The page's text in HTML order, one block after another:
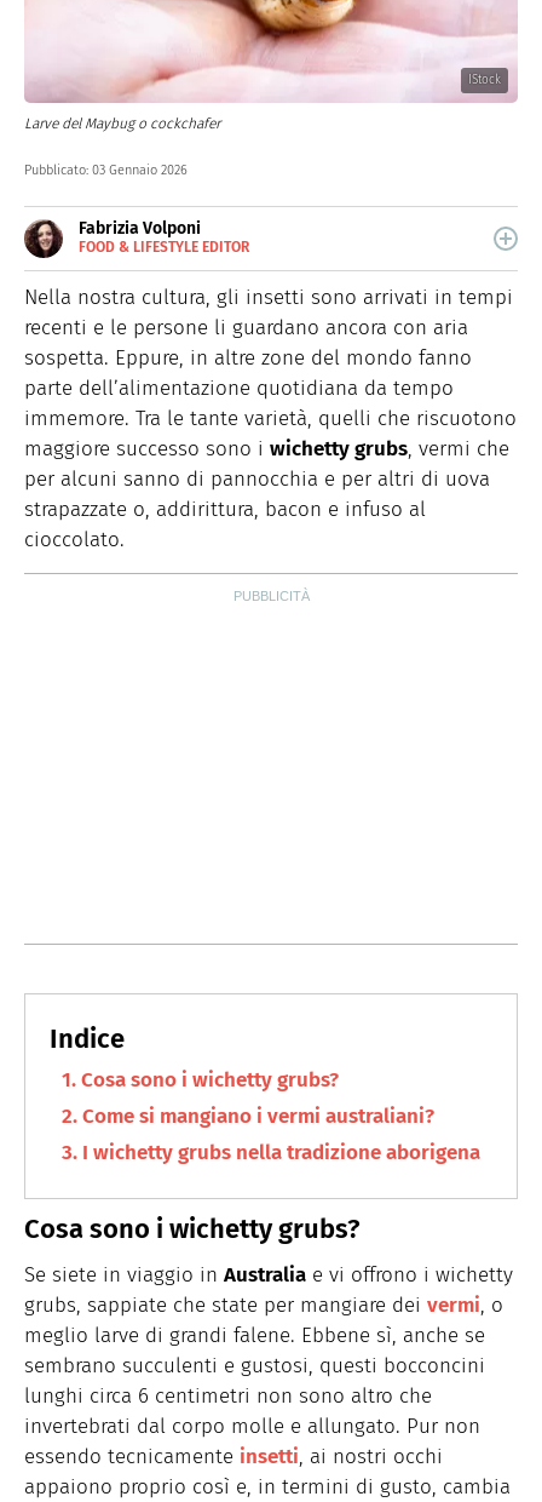
IStock
Larve del Maybug o cockchafer
Pubblicato: 03 Gennaio 2026
Fabrizia Volponi
FOOD & LIFESTYLE EDITOR
Nata nella città delle 100 torri, è laureata in Scienze
Storiche. Curiosa e schietta, scrive di lifestyle, food e
green dal 2018.
Nella nostra cultura, gli insetti sono arrivati in tempi
recenti e le persone li guardano ancora con aria
sospetta. Eppure, in altre zone del mondo fanno
parte dell’alimentazione quotidiana da tempo
immemore. Tra le tante varietà, quelli che riscuotono
maggiore successo sono i wichetty grubs, vermi che
per alcuni sanno di pannocchia e per altri di uova
strapazzate o, addirittura, bacon e infuso al
cioccolato.
Cosa sono i wichetty grubs?
Come si mangiano i vermi australiani?
I wichetty grubs nella tradizione aborigena
Cosa sono i wichetty grubs?
Se siete in viaggio in Australia e vi offrono i wichetty
grubs, sappiate che state per mangiare dei vermi, o
meglio larve di grandi falene. Ebbene sì, anche se
sembrano succulenti e gustosi, questi bocconcini
lunghi circa 6 centimetri non sono altro che
invertebrati dal corpo molle e allungato. Pur non
essendo tecnicamente insetti, ai nostri occhi
appaiono proprio così e, in termini di gusto, cambia